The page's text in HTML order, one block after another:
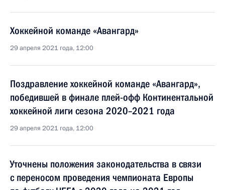
Хоккейной команде «Авангард»
29 апреля 2021 года, 12:00
Поздравление хоккейной команде «Авангард»,
победившей в финале плей-офф Континентальной
хоккейной лиги сезона 2020–2021 года
29 апреля 2021 года, 12:00
Уточнены положения законодательства в связи
с переносом проведения чемпионата Европы